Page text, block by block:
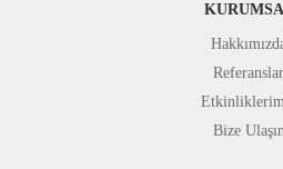
Referanslar
Bize